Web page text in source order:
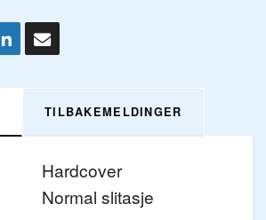
TILBAKEMELDINGER
Hardcover
Normal slitasje